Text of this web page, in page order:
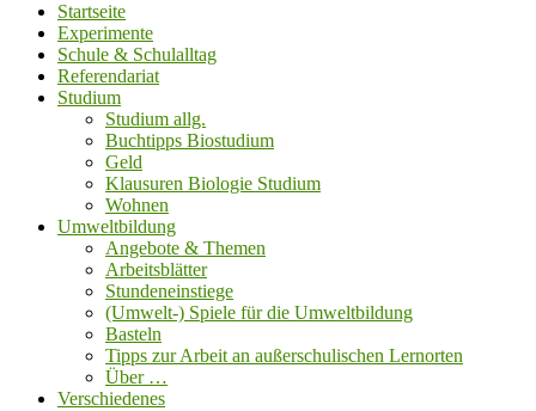
Startseite
Experimente
Schule & Schulalltag
Referendariat
Studium
Studium allg.
Buchtipps Biostudium
Geld
Klausuren Biologie Studium
Wohnen
Umweltbildung
Angebote & Themen
Arbeitsblätter
Stundeneinstiege
(Umwelt-) Spiele für die Umweltbildung
Basteln
Tipps zur Arbeit an außerschulischen Lernorten
Über …
Verschiedenes